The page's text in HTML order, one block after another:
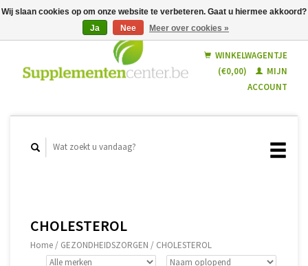
Nederlands
WINKELWAGENTJE
(€0,00)
MIJN
ACCOUNT
CHOLESTEROL
Home / GEZONDHEIDSZORGEN / CHOLESTEROL
Wij slaan cookies op om onze website te verbeteren. Gaat u hiermee akkoord?
Ja
Nee Meer over cookies »